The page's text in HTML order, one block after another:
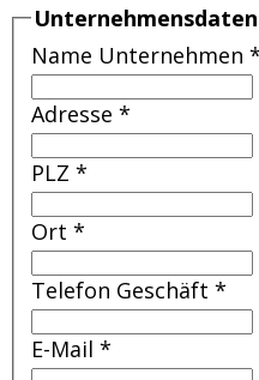
Unternehmensdaten
Name Unternehmen *
Adresse *
PLZ *
Ort *
Telefon Geschäft *
E-Mail *